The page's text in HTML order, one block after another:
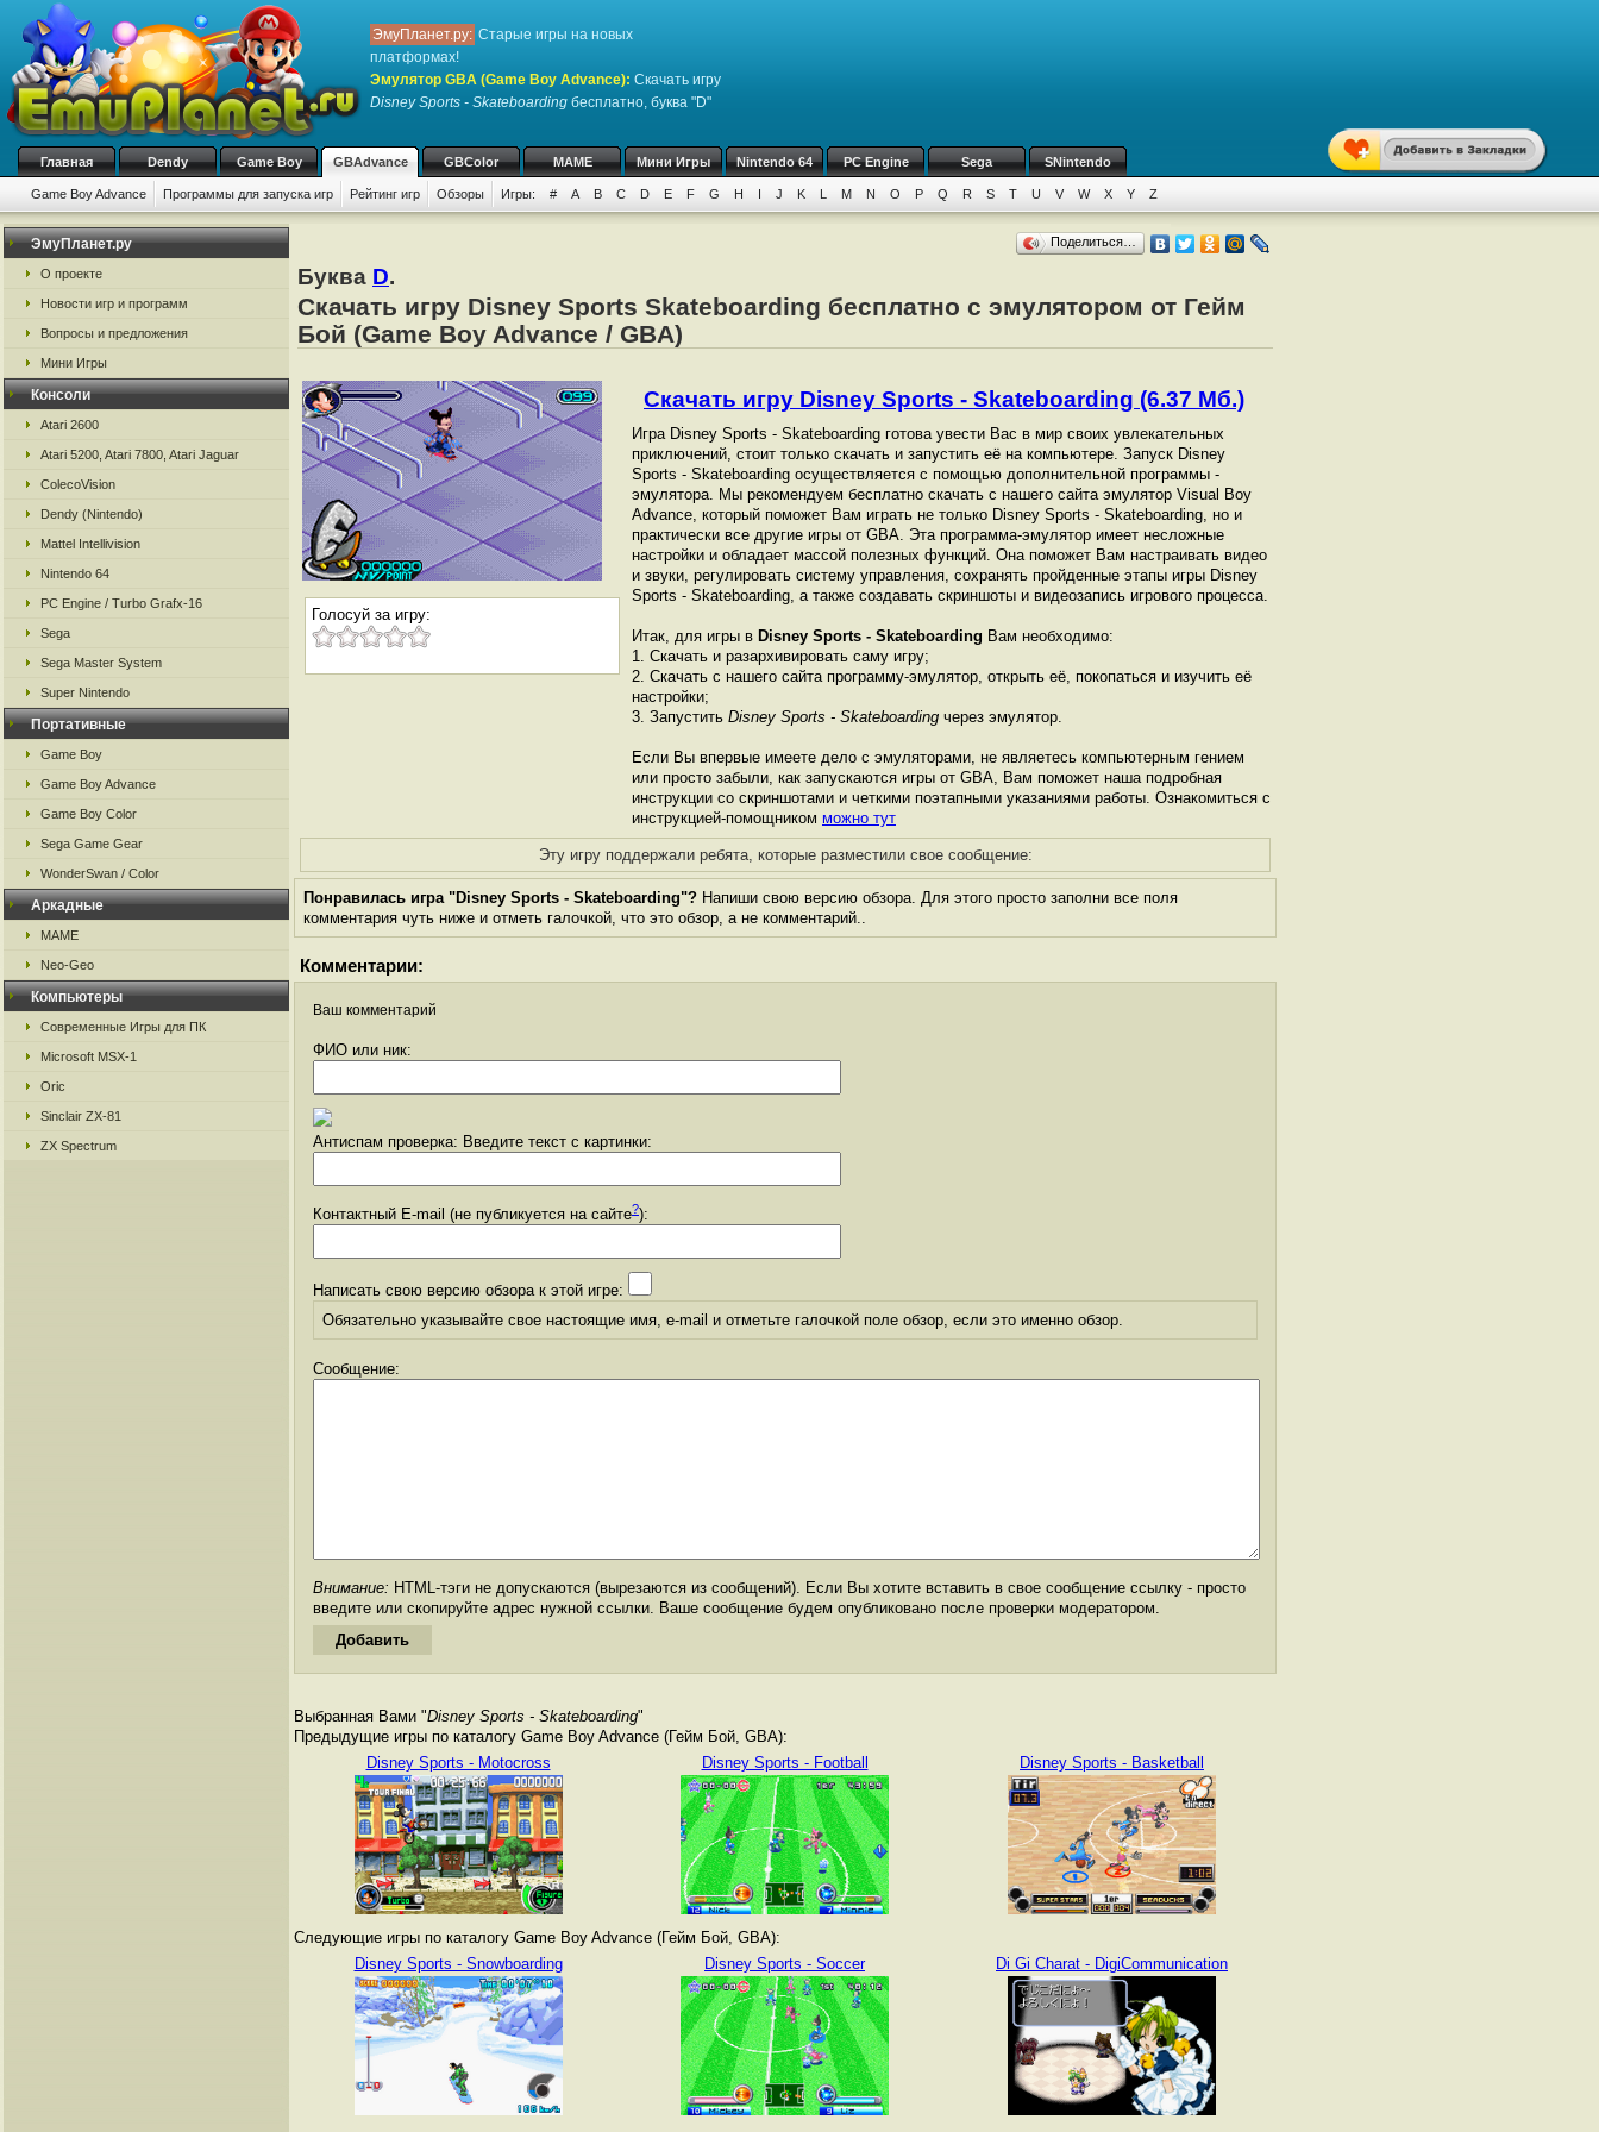
ЭмуПланет.ру: Старые игры на новых
платформах!
Эмулятор GBA (Game Boy Advance): Скачать игру
Disney Sports - Skateboarding бесплатно, буква "D"
Главная Dendy Game Boy GBAdvance GBColor MAME Мини Игры Nintendo 64 PC Engine Sega SNintendo
Game Boy Advance Программы для запуска игр Рейтинг игр Обзоры Игры: # A B C D E F G H I J K L M N O P Q R S T U V W X Y Z
ЭмуПланет.ру
О проекте
Новости игр и программ
Вопросы и предложения
Мини Игры
Консоли
Atari 2600
Atari 5200, Atari 7800, Atari Jaguar
ColecoVision
Dendy (Nintendo)
Mattel Intellivision
Nintendo 64
PC Engine / Turbo Grafx-16
Sega
Sega Master System
Super Nintendo
Портативные
Game Boy
Game Boy Advance
Game Boy Color
Sega Game Gear
WonderSwan / Color
Аркадные
MAME
Neo-Geo
Компьютеры
Современные Игры для ПК
Microsoft MSX-1
Oric
Sinclair ZX-81
ZX Spectrum
Поделиться…
Буква D.
Скачать игру Disney Sports Skateboarding бесплатно с эмулятором от Гейм
Бой (Game Boy Advance / GBA)
Голосуй за игру:
Скачать игру Disney Sports - Skateboarding (6.37 Мб.)
Игра Disney Sports - Skateboarding готова увести Вас в мир своих увлекательных
приключений, стоит только скачать и запустить её на компьютере. Запуск Disney
Sports - Skateboarding осуществляется с помощью дополнительной программы -
эмулятора. Мы рекомендуем бесплатно скачать с нашего сайта эмулятор Visual Boy
Advance, который поможет Вам играть не только Disney Sports - Skateboarding, но и
практически все другие игры от GBА. Эта программа-эмулятор имеет несложные
настройки и обладает массой полезных функций. Она поможет Вам настраивать видео
и звуки, регулировать систему управления, сохранять пройденные этапы игры Disney
Sports - Skateboarding, а также создавать скриншоты и видеозапись игрового процесса.
Итак, для игры в Disney Sports - Skateboarding Вам необходимо:
1. Скачать и разархивировать саму игру;
2. Скачать с нашего сайта программу-эмулятор, открыть её, покопаться и изучить её
настройки;
3. Запустить Disney Sports - Skateboarding через эмулятор.
Если Вы впервые имеете дело с эмуляторами, не являетесь компьютерным гением
или просто забыли, как запускаются игры от GBА, Вам поможет наша подробная
инструкции со скриншотами и четкими поэтапными указаниями работы. Ознакомиться с
инструкцией-помощником можно тут
Эту игру поддержали ребята, которые разместили свое сообщение:
Понравилась игра "Disney Sports - Skateboarding"? Напиши свою версию обзора. Для этого просто заполни все поля
комментария чуть ниже и отметь галочкой, что это обзор, а не комментарий..
Комментарии:
Ваш комментарий
ФИО или ник:
Антиспам проверка: Введите текст с картинки:
Контактный E-mail (не публикуется на сайте?):
Написать свою версию обзора к этой игре:
Обязательно указывайте свое настоящие имя, e-mail и отметьте галочкой поле обзор, если это именно обзор.
Сообщение:
Внимание: HTML-тэги не допускаются (вырезаются из сообщений). Если Вы хотите вставить в свое сообщение ссылку - просто
введите или скопируйте адрес нужной ссылки. Ваше сообщение будем опубликовано после проверки модератором.
Выбранная Вами "Disney Sports - Skateboarding"
Предыдущие игры по каталогу Game Boy Advance (Гейм Бой, GBA):
Disney Sports - Motocross
Disney Sports - Football Disney Sports - Basketball
Следующие игры по каталогу Game Boy Advance (Гейм Бой, GBA):
Disney Sports - Snowboarding
Disney Sports - Soccer Di Gi Charat - DigiCommunication